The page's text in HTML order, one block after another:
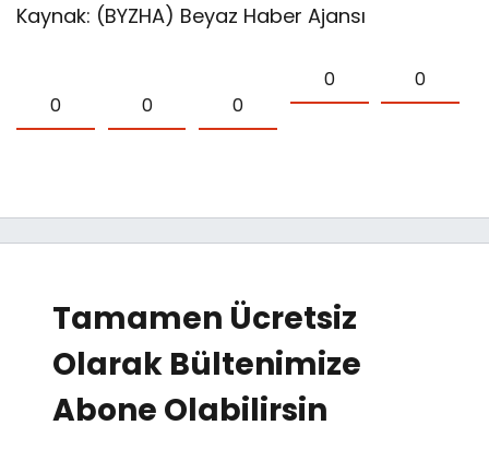
Kaynak: (BYZHA) Beyaz Haber Ajansı
0 0 0
0 0
Tamamen Ücretsiz
Olarak Bültenimize
Abone Olabilirsin